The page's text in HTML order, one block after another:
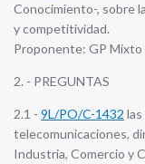
Conocimiento-, sobre
y competitividad.
Proponente: GP Mixto
2. - PREGUNTAS
2.1 - 9L/PO/C-1432
telecomunicaciones,
Industria, Comercio y